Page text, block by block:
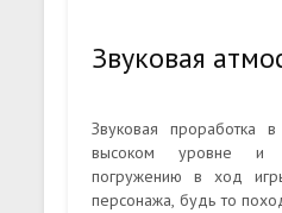
Звуковая
Звуковая проработка
высоком уровне и
погружению в ход
персонажа, будь то